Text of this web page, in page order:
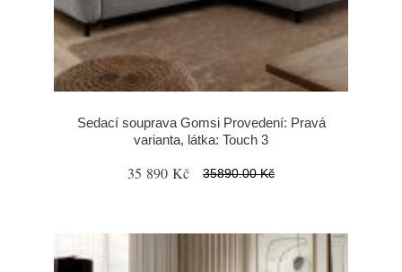
Sedací souprava Gomsi Provedení: Pravá
varianta, látka: Touch 3
35 890 Kč 35890.00 Kč